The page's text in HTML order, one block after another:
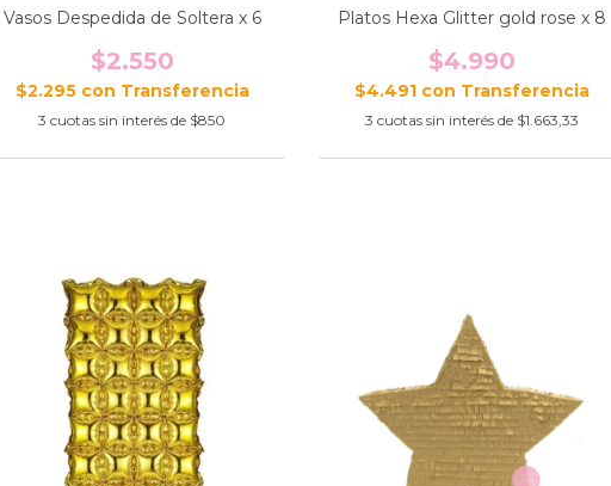
Vasos Despedida de Soltera x 6
$2.550
$2.295 con
3 cuotas sin interés de $850
Platos Hexa Glitter gold rose x 8
$4.990
$4.491 con
3 cuotas sin interés de $1.663,33